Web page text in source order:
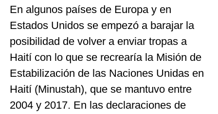
En algunos países de Europa y en
Estados Unidos se empezó a barajar la
posibilidad de volver a enviar tropas a
Haití con lo que se recrearía la Misión de
Estabilización de las Naciones Unidas en
Haití (Minustah), que se mantuvo entre
2004 y 2017. En las declaraciones de